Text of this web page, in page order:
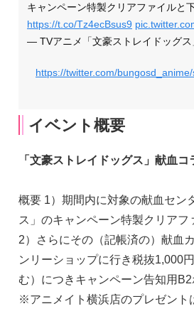
キャンペーン特製クリアファイルと
https://t.co/Tz4ecBsus9
— TVアニメ「文豪ストレイドッグ
https://twitter.com/
イベント概要
「文豪ストレイドッグス」献血
概要 1）期間内に対象の献血セン
ス」のキャンペーン特製クリアフ
2）さらにその（記帳済の）献血
ンリーショップに行き税抜1,000
む）につきキャンペーン告知用B2
※アニメイト横浜店のプレゼント